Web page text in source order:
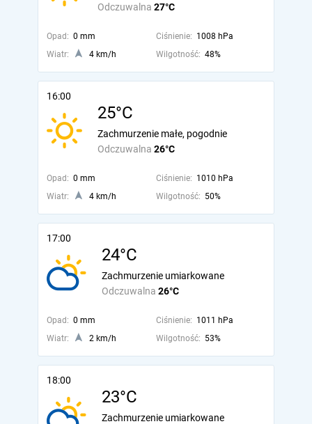
Odczuwalna 27°C
Opad: 0 mm Ciśnienie: 1008 hPa
Wiatr:
4 km/h Wilgotność: 48%
16:00
25°C
Odczuwalna 26°C
Zachmurzenie małe, pogodnie
Opad: 0 mm Ciśnienie: 1010 hPa
Wiatr:
4 km/h Wilgotność: 50%
17:00
24°C
Odczuwalna 26°C
Zachmurzenie umiarkowane
Opad: 0 mm Ciśnienie: 1011 hPa
Wiatr:
2 km/h Wilgotność: 53%
18:00
23°C
Zachmurzenie umiarkowane